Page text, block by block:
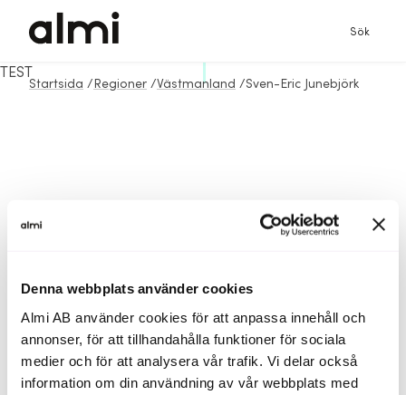
Denna webbplats använder cookies
Almi AB använder cookies för att anpassa innehåll och
annonser, för att tillhandahålla funktioner för sociala
medier och för att analysera vår trafik. Vi delar också
information om din användning av vår webbplats med
Sök
Startsida / Regioner /Västmanland /Sven-Eric Junebjörk
TEST